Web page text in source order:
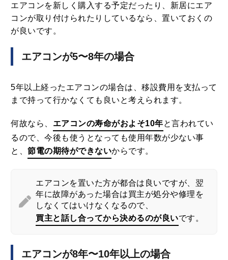
エアコンを新しく購入する予定だったり、新居にエア
コンが取り付けられたりしているなら、置いておくの
が良いです。
エアコンが5〜8年の場合
5年以上経ったエアコンの場合は、移設費用を支払って
まで持って行かなくても良いと考えられます。
何故なら、 エアコンの寿命がおよそ10年と言われてい
るので、今後も使うとなっても使用年数が少ない事
と、節電の期待ができないからです。
エアコンを置いた方が都合は良いですが、翌
年に故障があった場合は買主が処分や修理を
しなくてはいけなくなるので、
買主と話し合ってから決めるのが良いです。
エアコンが8年〜10年以上の場合